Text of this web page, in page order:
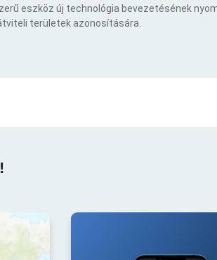
eszköz új technológia bevezetésének
területek azonosítására.